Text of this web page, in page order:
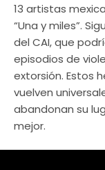
13 artistas
“Una y miles”.
del CAI, que
episodios de
extorsión. Estos
vuelven
abandonan su
mejor.